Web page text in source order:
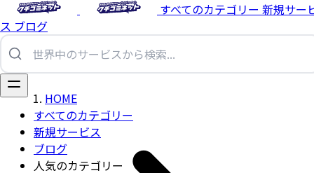
すべてのカテゴリー 新規サー
ス ブログ
すべてのカテゴリー
新規サービス
ブログ
人気のカテゴリー
HOME